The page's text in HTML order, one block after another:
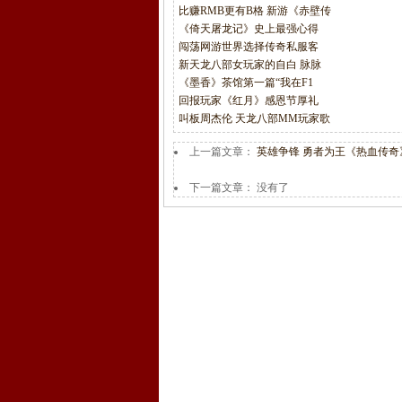
比赚RMB更有B格 新游《赤壁传
《倚天屠龙记》史上最强心得
闯荡网游世界选择传奇私服客
新天龙八部女玩家的自白 脉脉
《墨香》茶馆第一篇“我在F1
回报玩家《红月》感恩节厚礼
叫板周杰伦 天龙八部MM玩家歌
上一篇文章： 英雄争锋 勇者为王《热血传
下一篇文章： 没有了